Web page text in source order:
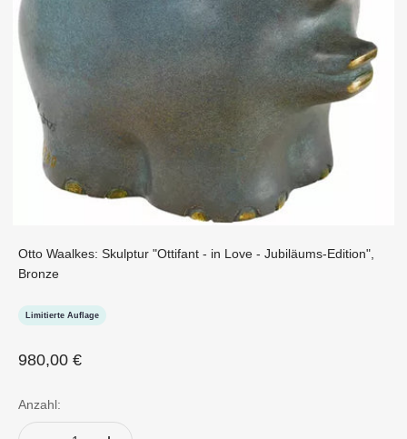
Otto Waalkes: Skulptur "Ottifant - in Love - Jubiläums-Edition",
Bronze
Limitierte Auflage
Angebot
980,00 €
Anzahl: